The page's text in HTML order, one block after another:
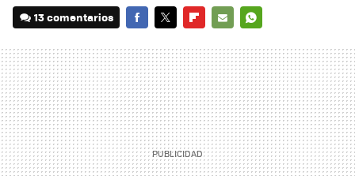
13 comentarios
MAIL